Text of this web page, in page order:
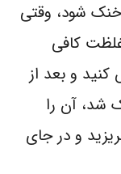
خنک شود، وقتی
کافی
و بعد از
شد، آن را
و در جای